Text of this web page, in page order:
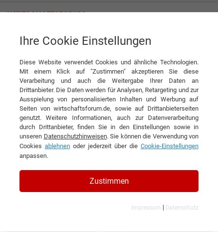
Juwelier Ralf Häffner e.K.
Interviews der Juwelier Ralf
Häffner e.K.
Ihre Cookie Einstellungen
Diese Website verwendet Cookies und ähnliche Technologien.
Mit einem Klick auf "Zustimmen" akzeptieren Sie diese
Verarbeitung und auch die Weitergabe Ihrer Daten an
Drittanbieter. Die Daten werden für Analysen, Retargeting und zur
Ausspielung von personalisierten Inhalten und Werbung auf
Seiten von wirtschaftsforum.de, sowie auf Drittanbieterseiten
genutzt. Weitere Informationen, auch zur Datenverarbeitung
durch Drittanbieter, finden Sie in den Einstellungen sowie in
unseren Datenschutzhinweisen. Sie können die Verwendung von
Cookies ablehnen oder jederzeit über die Cookie-Einstellungen
anpassen.
Zustimmen
Impressum | Datenschutz